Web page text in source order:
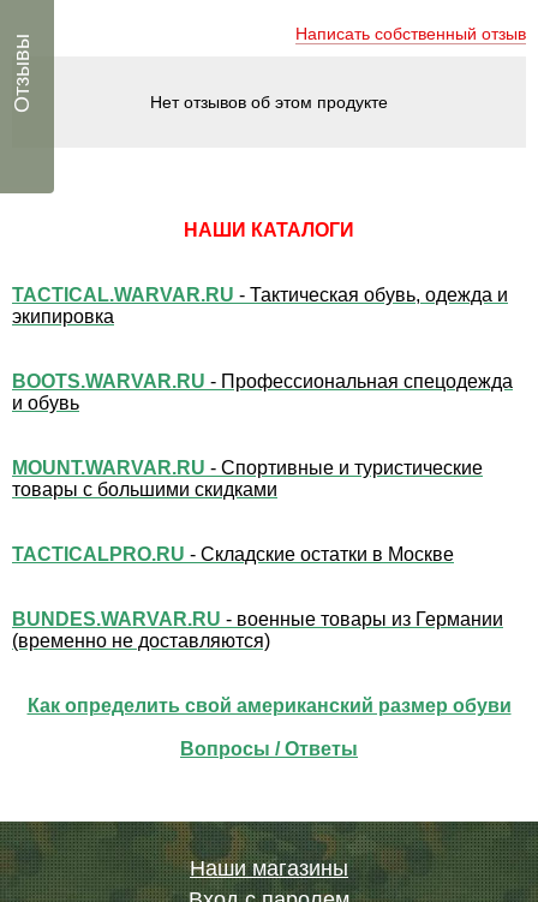
Написать собственный отзыв
Нет отзывов об этом продукте
НАШИ КАТАЛОГИ
TACTICAL.WARVAR.RU - Тактическая обувь, одежда и
экипировка
BOOTS.WARVAR.RU - Профессиональная спецодежда
и обувь
MOUNT.WARVAR.RU - Спортивные и туристические
товары с большими скидками
TACTICALPRO.RU - Складские остатки в Москве
BUNDES.WARVAR.RU - военные товары из Германии
(временно не доставляются)
Как определить свой американский размер обуви
Вопросы / Ответы
Отзывы
Наши магазины